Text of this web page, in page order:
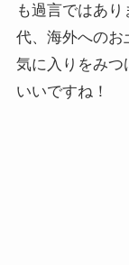
も過言ではあ
代、海外へのお
気に入りをみつ
いいですね！